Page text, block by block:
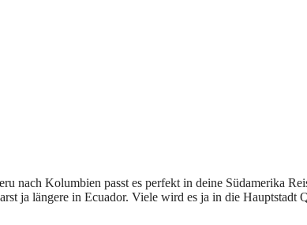
nach Kolumbien passt es perfekt in deine Südamerika
ja längere in Ecuador. Viele wird es ja in die Hauptstadt